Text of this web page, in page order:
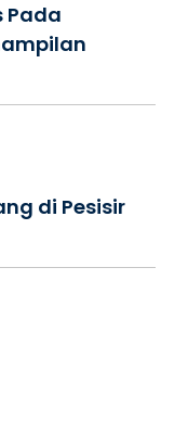
Pada
di Pesisir